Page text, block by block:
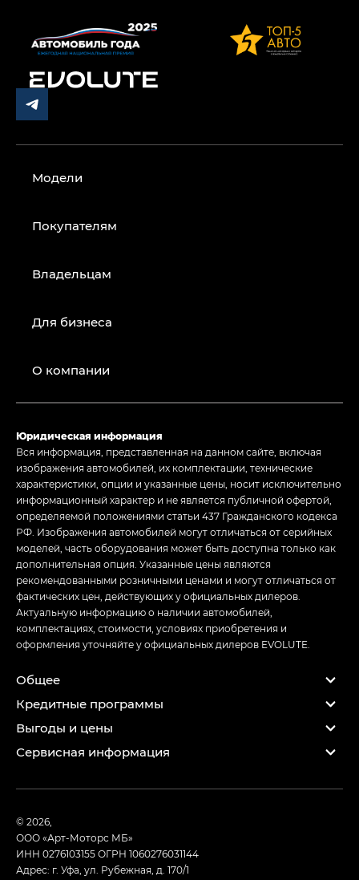
Модели
Покупателям
Владельцам
Для бизнеса
О компании
Юридическая информация
Вся информация, представленная на данном сайте, включая
изображения автомобилей, их комплектации, технические
характеристики, опции и указанные цены, носит исключительно
информационный характер и не является публичной офертой,
определяемой положениями статьи 437 Гражданского кодекса
РФ. Изображения автомобилей могут отличаться от серийных
моделей, часть оборудования может быть доступна только как
дополнительная опция. Указанные цены являются
рекомендованными розничными ценами и могут отличаться от
фактических цен, действующих у официальных дилеров.
Актуальную информацию о наличии автомобилей,
комплектациях, стоимости, условиях приобретения и
оформления уточняйте у официальных дилеров EVOLUTE.
Общее
Кредитные программы
Выгоды и цены
Сервисная информация
© 2026,
ООО «Арт-Моторс МБ»
ИНН 0276103155ОГРН 1060276031144
Адрес: г. Уфа, ул. Рубежная, д. 170/1